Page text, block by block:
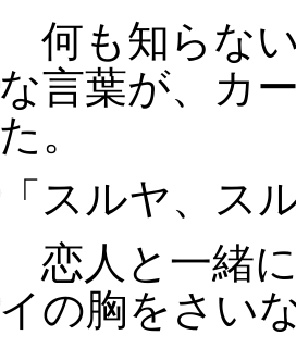
何も知らな
な言葉が、カ
た。
「スルヤ、ス
恋人と一緒
イの胸をさい